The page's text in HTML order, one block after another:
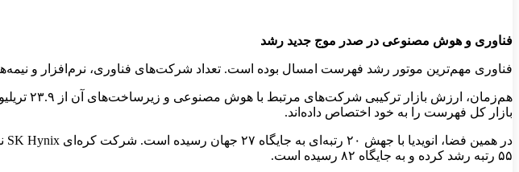
فناوری و هوش مصنوعی در صدر موج جدید رشد
فناوری مهم‌ترین موتور رشد فهرست امسال بوده است. تعداد شرکت‌های فناوری، نرم‌افزار و نیمه‌هادی حاضر در این رتبه‌بندی به ۲۰۹ شرکت
بازار کل فهرست را به خود اختصاص داده‌اند.
۵۵ رتبه رشد کرده و به جایگاه ۸۲ رسیده است.